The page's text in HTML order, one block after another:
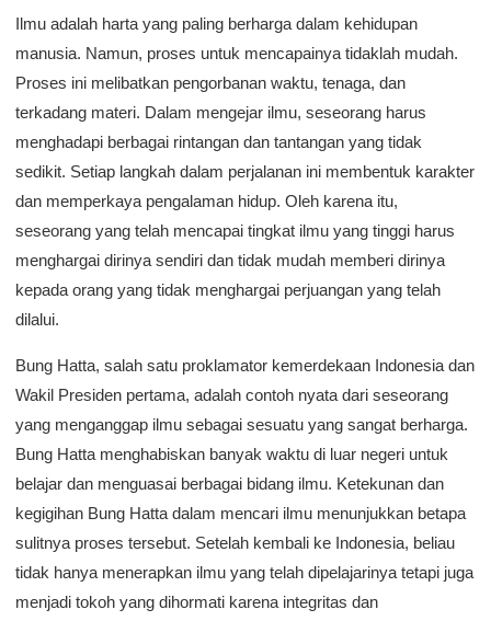
Ilmu adalah harta yang paling berharga dalam kehidupan
manusia. Namun, proses untuk mencapainya tidaklah mudah.
Proses ini melibatkan pengorbanan waktu, tenaga, dan
terkadang materi. Dalam mengejar ilmu, seseorang harus
menghadapi berbagai rintangan dan tantangan yang tidak
sedikit. Setiap langkah dalam perjalanan ini membentuk karakter
dan memperkaya pengalaman hidup. Oleh karena itu,
seseorang yang telah mencapai tingkat ilmu yang tinggi harus
menghargai dirinya sendiri dan tidak mudah memberi dirinya
kepada orang yang tidak menghargai perjuangan yang telah
dilalui.
Bung Hatta, salah satu proklamator kemerdekaan Indonesia dan
Wakil Presiden pertama, adalah contoh nyata dari seseorang
yang menganggap ilmu sebagai sesuatu yang sangat berharga.
Bung Hatta menghabiskan banyak waktu di luar negeri untuk
belajar dan menguasai berbagai bidang ilmu. Ketekunan dan
kegigihan Bung Hatta dalam mencari ilmu menunjukkan betapa
sulitnya proses tersebut. Setelah kembali ke Indonesia, beliau
tidak hanya menerapkan ilmu yang telah dipelajarinya tetapi juga
menjadi tokoh yang dihormati karena integritas dan